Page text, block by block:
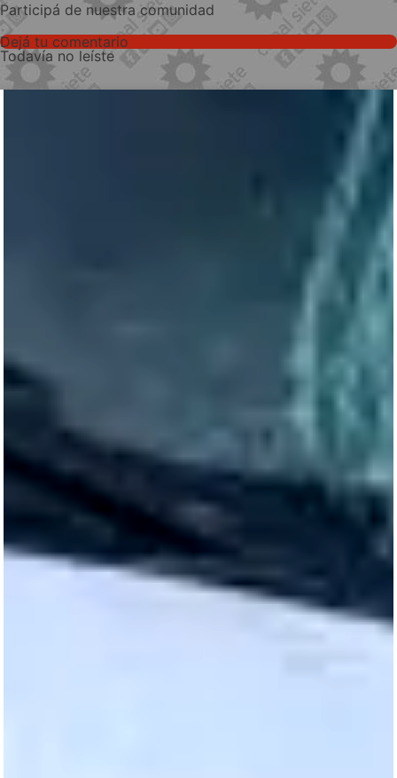
Participá de nuestra comunidad
Dejá tu comentario
Todavía no leíste